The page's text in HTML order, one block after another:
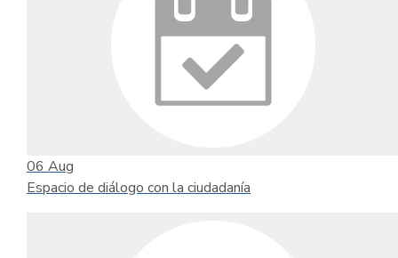
06 Aug
Espacio de diálogo con la ciudadanía